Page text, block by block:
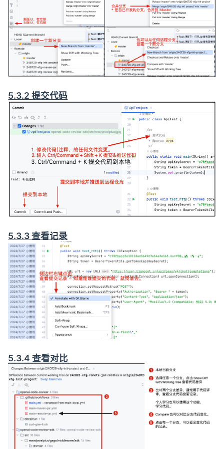
5.3.2 提交代码
5.3.3 查看记录
5.3.4 查看对比